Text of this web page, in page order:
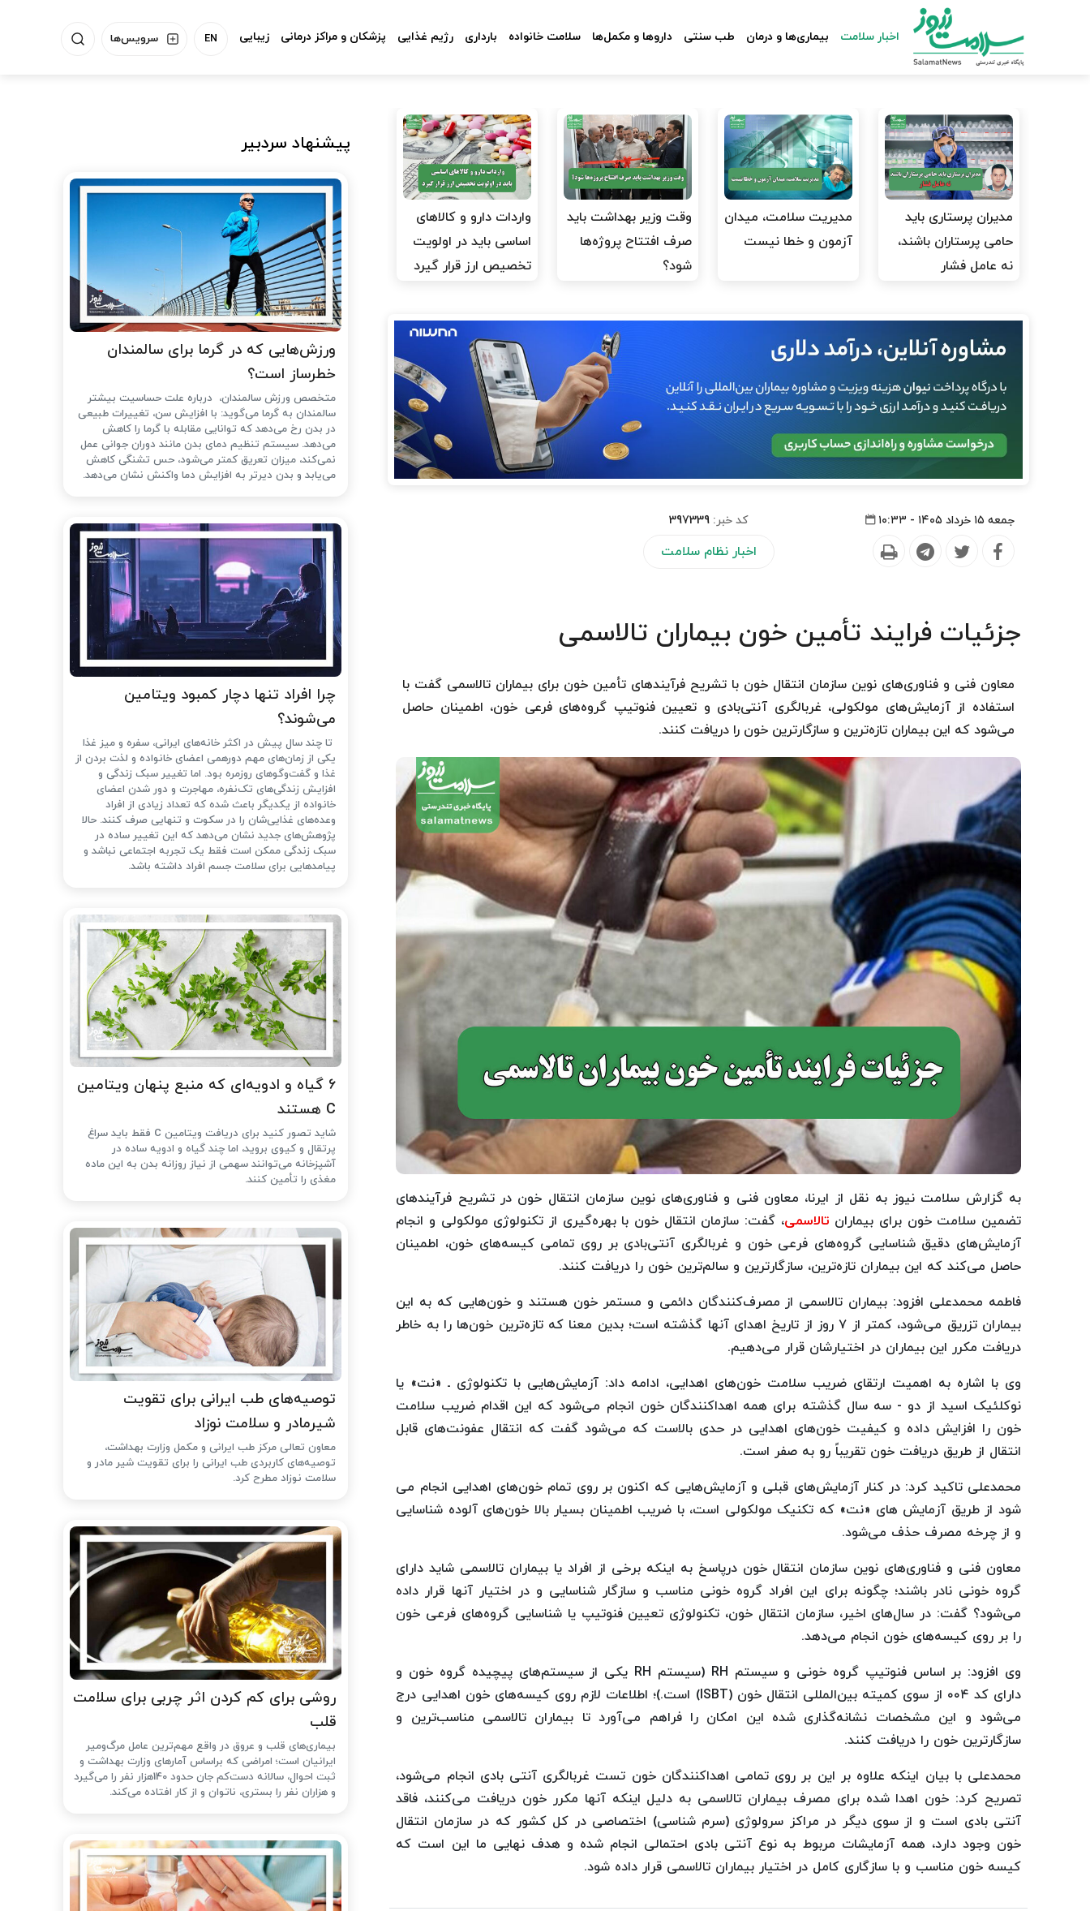
سرویس‌ها EN اخبار سلامت بیماری‌ها و درمان طب سنتی داروها و مکمل‌ها سلامت خانواده بارداری رژیم غذایی پزشکان و مراکز درمانی زیبایی
مدیران پرستاری باید
حامی پرستاران باشند،
نه عامل فشار
مدیریت سلامت، میدان
آزمون و خطا نیست
وقت وزیر بهداشت باید
صرف افتتاح پروژه‌ها
شود؟
واردات دارو و کالاهای
اساسی باید در اولویت
تخصیص ارز قرار گیرد
جمعه ۱۵ خرداد ۱۴۰۵ - ۱۰:۳۳ کد خبر: 397339
اخبار نظام سلامت
جزئیات فرایند تأمین خون بیماران تالاسمی
معاون فنی و فناوری‌های نوین سازمان انتقال خون با تشریح فرآیندهای تأمین خون برای بیماران تالاسمی گفت با
استفاده از آزمایش‌های مولکولی، غربالگری آنتی‌بادی و تعیین فنوتیپ گروه‌های فرعی خون، اطمینان حاصل
می‌شود که این بیماران تازه‌ترین و سازگارترین خون را دریافت کنند.
به گزارش سلامت نیوز به نقل از ایرنا، معاون فنی و فناوری‌های نوین سازمان انتقال خون در تشریح فرآیندهای
تضمین سلامت خون برای بیماران تالاسمی، گفت: سازمان انتقال خون با بهره‌گیری از تکنولوژی مولکولی و انجام
آزمایش‌های دقیق شناسایی گروه‌های فرعی خون و غربالگری آنتی‌بادی بر روی تمامی کیسه‌های خون، اطمینان
حاصل می‌کند که این بیماران تازه‌ترین، سازگارترین و سالم‌ترین خون را دریافت کنند.
فاطمه محمدعلی افزود: بیماران تالاسمی از مصرف‌کنندگان دائمی و مستمر خون هستند و خون‌هایی که به این
بیماران تزریق می‌شود، کمتر از ۷ روز از تاریخ اهدای آنها گذشته است؛ بدین معنا که تازه‌ترین خون‌ها را به خاطر
دریافت مکرر این بیماران در اختیارشان قرار می‌دهیم.
وی با اشاره به اهمیت ارتقای ضریب سلامت خون‌های اهدایی، ادامه داد: آزمایش‌هایی با تکنولوژی ـ «نت» یا
نوکلئیک اسید از دو - سه سال گذشته برای همه اهداکنندگان خون انجام می‌شود که این اقدام ضریب سلامت
خون را افزایش داده و کیفیت خون‌های اهدایی در حدی بالاست که می‌شود گفت که انتقال عفونت‌های قابل
انتقال از طریق دریافت خون تقریباً رو به صفر است.
محمدعلی تاکید کرد: در کنار آزمایش‌های قبلی و آزمایش‌هایی که اکنون بر روی تمام خون‌های اهدایی انجام می
شود از طریق آزمایش های «نت» که تکنیک مولکولی است، با ضریب اطمینان بسیار بالا خون‌های آلوده شناسایی
و از چرخه مصرف حذف می‌شود.
معاون فنی و فناوری‌های نوین سازمان انتقال خون درپاسخ به اینکه برخی از افراد یا بیماران تالاسمی شاید دارای
گروه خونی نادر باشند؛ چگونه برای این افراد گروه خونی مناسب و سازگار شناسایی و در اختیار آنها قرار داده
می‌شود؟ گفت: در سال‌های اخیر، سازمان انتقال خون، تکنولوژی تعیین فنوتیپ یا شناسایی گروه‌های فرعی خون
را بر روی کیسه‌های خون انجام می‌دهد.
وی افزود: بر اساس فنوتیپ گروه خونی و سیستم RH (سیستم RH یکی از سیستم‌های پیچیده گروه خون و
دارای کد ۰۰۴ از سوی کمیته بین‌المللی انتقال خون (ISBT) است.)؛ اطلاعات لازم روی کیسه‌های خون اهدایی درج
می‌شود و این مشخصات نشانه‌گذاری شده این امکان را فراهم می‌آورد تا بیماران تالاسمی مناسب‌ترین و
سازگارترین خون را دریافت کنند.
محمدعلی با بیان اینکه علاوه بر این بر روی تمامی اهداکنندگان خون تست غربالگری آنتی بادی انجام می‌شود،
تصریح کرد: خون اهدا شده برای مصرف بیماران تالاسمی به دلیل اینکه آنها مکرر خون دریافت می‌کنند، فاقد
آنتی بادی است و از سوی دیگر در مراکز سرولوژی (سرم شناسی) اختصاصی در کل کشور که در سازمان انتقال
خون وجود دارد، همه آزمایشات مربوط به نوع آنتی بادی احتمالی انجام شده و هدف نهایی ما این است که
کیسه خون مناسب و با سازگاری کامل در اختیار بیماران تالاسمی قرار داده شود.
پیشنهاد سردبیر
ورزش‌هایی که در گرما برای سالمندان
خطرساز است؟
متخصص ورزش سالمندان، درباره علت حساسیت بیشتر
سالمندان به گرما می‌گوید: با افزایش سن، تغییرات طبیعی
در بدن رخ می‌دهد که توانایی مقابله با گرما را کاهش
می‌دهد. سیستم تنظیم دمای بدن مانند دوران جوانی عمل
نمی‌کند، میزان تعریق کمتر می‌شود، حس تشنگی کاهش
می‌یابد و بدن دیرتر به افزایش دما واکنش نشان می‌دهد.
چرا افراد تنها دچار کمبود ویتامین
می‌شوند؟
تا چند سال پیش در اکثر خانه‌های ایرانی، سفره و میز غذا
یکی از زمان‌های مهم دورهمی اعضای خانواده و لذت بردن از
غذا و گفت‌وگوهای روزمره بود. اما تغییر سبک زندگی و
افزایش زندگی‌های تک‌نفره، مهاجرت و دور شدن اعضای
خانواده از یکدیگر باعث شده که تعداد زیادی از افراد
وعده‌های غذایی‌شان را در سکوت و تنهایی صرف کنند. حالا
پژوهش‌های جدید نشان می‌دهد که این تغییر ساده در
سبک زندگی ممکن است فقط یک تجربه اجتماعی نباشد و
پیامدهایی برای سلامت جسم افراد داشته باشد.
۶ گیاه و ادویه‌ای که منبع پنهان ویتامین
C هستند
شاید تصور کنید برای دریافت ویتامین C فقط باید سراغ
پرتقال و کیوی بروید، اما چند گیاه و ادویه ساده در
آشپزخانه می‌توانند سهمی از نیاز روزانه بدن به این ماده
مغذی را تأمین کنند.
توصیه‌های طب ایرانی برای تقویت
شیرمادر و سلامت نوزاد
معاون تعالی مرکز طب ایرانی و مکمل وزارت بهداشت،
توصیه‌های کاربردی طب ایرانی را برای تقویت شیر مادر و
سلامت نوزاد مطرح کرد.
روشی برای کم کردن اثر چربی برای سلامت
قلب
بیماری‌های قلب و عروق در واقع مهم‌ترین عامل مرگ‌ومیر
ایرانیان است؛ امراضی که براساس آمارهای وزارت بهداشت و
ثبت احوال، سالانه دست‌کم جان حدود 140هزار نفر را می‌گیرد
و هزاران نفر را بستری، ناتوان و از کار افتاده می‌کند.